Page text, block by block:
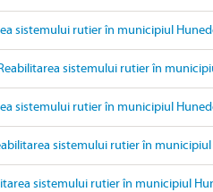
sistemului rutier în municipiul
sistemului rutier în
sistemului rutier în municipiul
sistemului rutier în
sistemului rutier în municipiul